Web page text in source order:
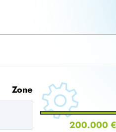
Zone
200.000 €